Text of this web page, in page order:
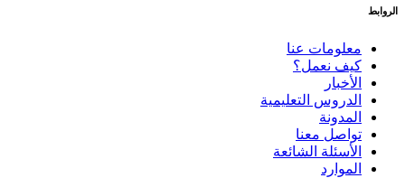
الروابط
معلومات عنا
كيف نعمل؟
الأخبار
الدروس التعليمية
المدونة
تواصل معنا
الأسئلة الشائعة
الموارد